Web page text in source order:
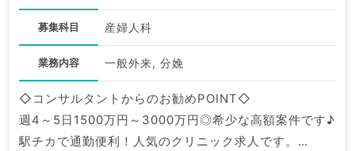
募集科目 産婦人科
業務内容 一般外来, 分娩
◇コンサルタントからのお勧めPOINT◇
週4～5日1500万円～3000万円◎希少な高額案件です♪
駅チカで通勤便利！人気のクリニック求人です。